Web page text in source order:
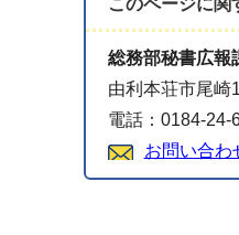
このページに関
総務部秘書広報
由利本荘市尾崎
電話：0184-
お問い合わ